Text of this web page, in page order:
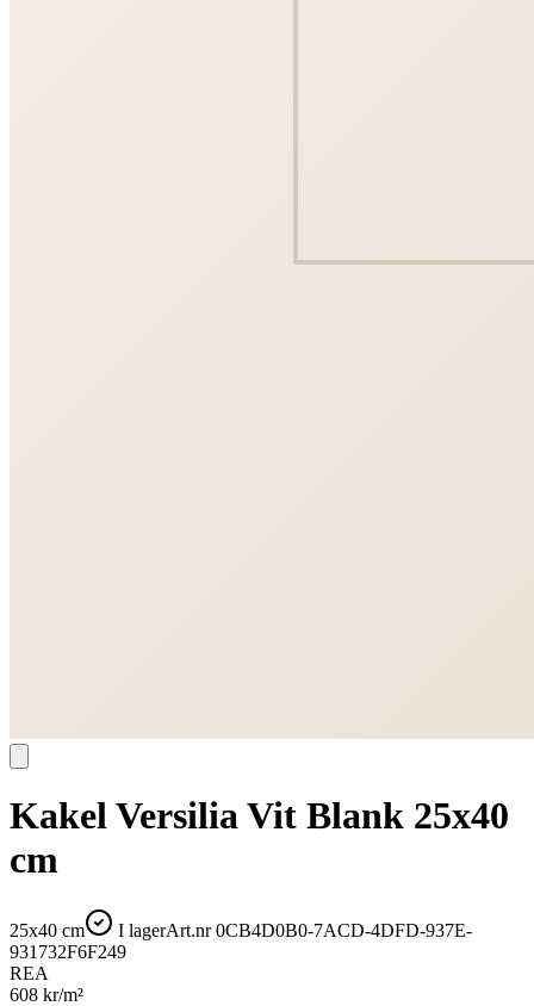
Kakel Versilia Vit Blank 25x40
cm
25x40 cm I lagerArt.nr0CB4D0B0-7ACD-4DFD-937E-
931732F6F249
REA
608 kr/m²